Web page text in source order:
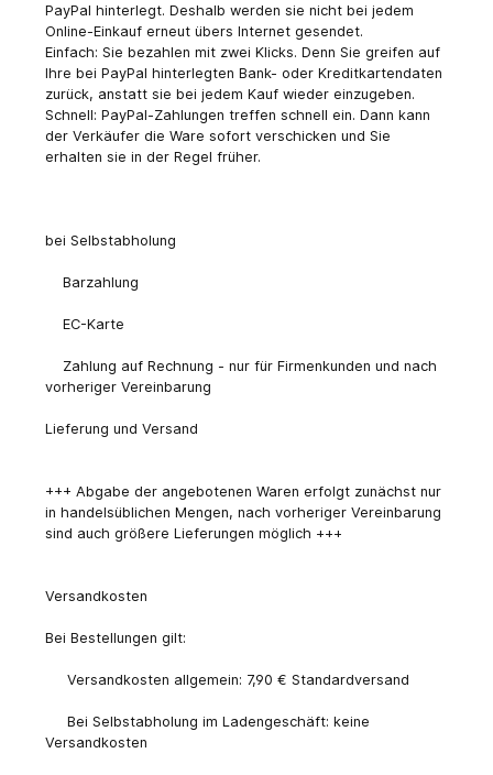
PayPal hinterlegt. Deshalb werden sie nicht bei jedem
Online-Einkauf erneut übers Internet gesendet.
Einfach: Sie bezahlen mit zwei Klicks. Denn Sie greifen auf
Ihre bei PayPal hinterlegten Bank- oder Kreditkartendaten
zurück, anstatt sie bei jedem Kauf wieder einzugeben.
Schnell: PayPal-Zahlungen treffen schnell ein. Dann kann
der Verkäufer die Ware sofort verschicken und Sie
erhalten sie in der Regel früher.
bei Selbstabholung
Barzahlung
EC-Karte
Zahlung auf Rechnung - nur für Firmenkunden und nach
vorheriger Vereinbarung
Lieferung und Versand
+++ Abgabe der angebotenen Waren erfolgt zunächst nur
in handelsüblichen Mengen, nach vorheriger Vereinbarung
sind auch größere Lieferungen möglich +++
Versandkosten
Bei Bestellungen gilt:
Versandkosten allgemein: 7,90 € Standardversand
Bei Selbstabholung im Ladengeschäft: keine
Versandkosten